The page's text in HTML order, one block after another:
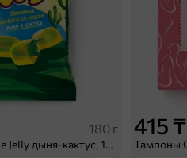
180 г
Конфеты Moxie Jelly дыня-кактус, 180 г
415 ₸